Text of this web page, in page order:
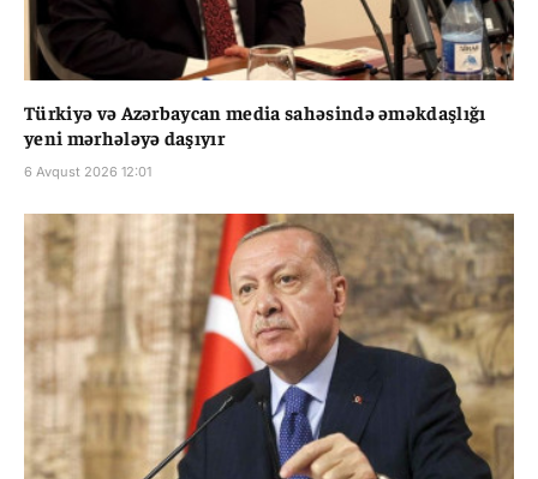
Türkiyə və Azərbaycan media sahəsində əməkdaşlığı
yeni mərhələyə daşıyır
6 Avqust 2026 12:01